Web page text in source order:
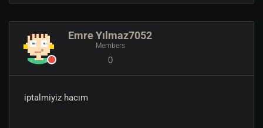
18:38, 1 yıl önce)
Emre Yılmaz7052
Members
0
iptalmiyiz hacım